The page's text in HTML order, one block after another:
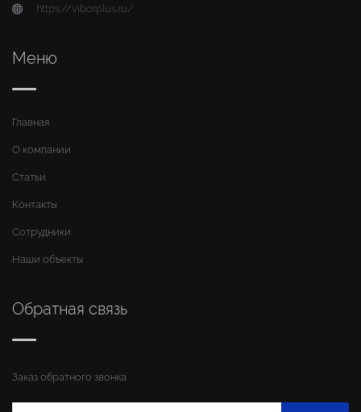
https://viborplus.ru/
Меню
Главная
О компании
Статьи
Контакты
Сотрудники
Наши объекты
Обратная связь
Заказ обратного звонка